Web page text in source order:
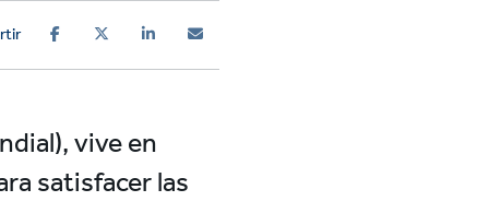
vive en
satisfacer las